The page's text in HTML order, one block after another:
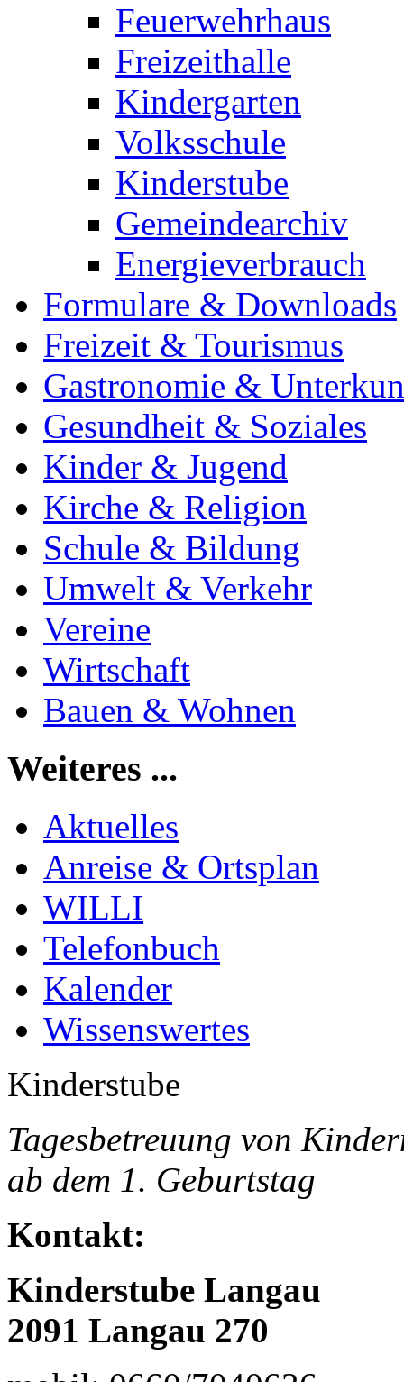
Feuerwehrhaus
Freizeithalle
Kindergarten
Volksschule
Kinderstube
Gemeindearchiv
Energieverbrauch
Formulare & Downloads
Freizeit & Tourismus
Gastronomie &
Gesundheit & Soziales
Kinder & Jugend
Kirche & Religion
Schule & Bildung
Umwelt & Verkehr
Vereine
Wirtschaft
Bauen & Wohnen
Weiteres ...
Aktuelles
Anreise & Ortsplan
WILLI
Telefonbuch
Kalender
Wissenswertes
Kinderstube
Tagesbetreuung von
ab dem 1. Geburtstag
Kontakt:
Kinderstube Langau
2091 Langau 270